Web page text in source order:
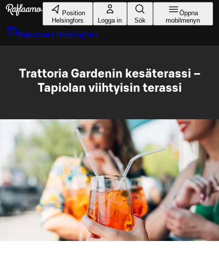
Gå till huvudinnehållet
Position
Helsingfors
Logga in Sök
Öppna
mobilmenyn
Boka bord Helsingfors
Trattoria Gardenin kesäterassi –
Tapiolan viihtyisin terassi